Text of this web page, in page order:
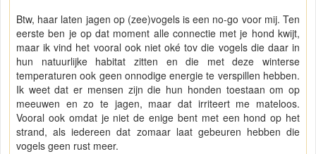
Btw, haar laten jagen op (zee)vogels is een no-go voor mij. Ten
eerste ben je op dat moment alle connectie met je hond kwijt,
maar ik vind het vooral ook niet oké tov die vogels die daar in
hun natuurlijke habitat zitten en die met deze winterse
temperaturen ook geen onnodige energie te verspillen hebben.
Ik weet dat er mensen zijn die hun honden toestaan om op
meeuwen en zo te jagen, maar dat irriteert me mateloos.
Vooral ook omdat je niet de enige bent met een hond op het
strand, als iedereen dat zomaar laat gebeuren hebben die
vogels geen rust meer.